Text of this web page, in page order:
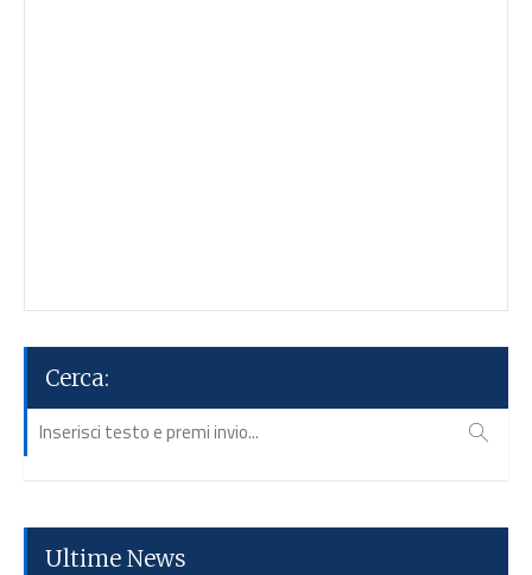
Cerca:
Ultime News